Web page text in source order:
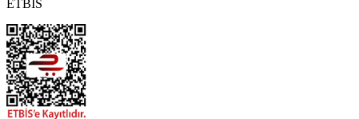
ETBİS